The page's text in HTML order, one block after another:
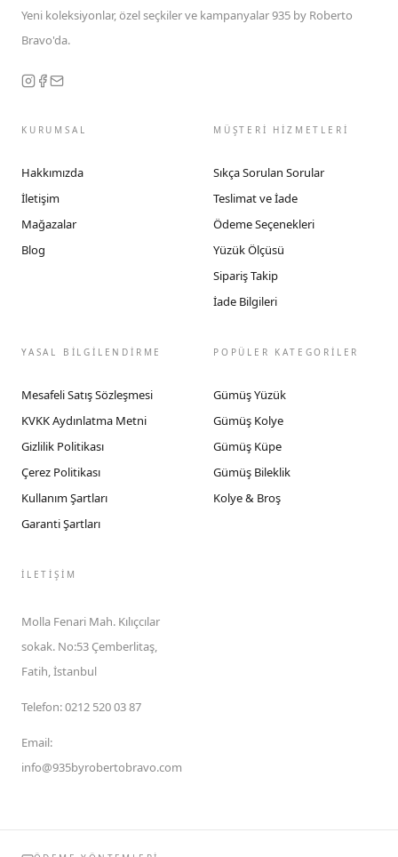
Yeni koleksiyonlar, özel seçkiler ve kampanyalar 935 by Roberto
Bravo'da.
KURUMSAL
Hakkımızda
İletişim
Mağazalar
Blog
MÜŞTERİ HİZMETLERİ
Sıkça Sorulan Sorular
Teslimat ve İade
Ödeme Seçenekleri
Yüzük Ölçüsü
Sipariş Takip
İade Bilgileri
YASAL BİLGİLENDİRME
Mesafeli Satış Sözleşmesi
KVKK Aydınlatma Metni
Gizlilik Politikası
Çerez Politikası
Kullanım Şartları
Garanti Şartları
POPÜLER KATEGORİLER
Gümüş Yüzük
Gümüş Kolye
Gümüş Küpe
Gümüş Bileklik
Kolye & Broş
İLETIŞIM
Molla Fenari Mah. Kılıçcılar
sokak. No:53 Çemberlitaş,
Fatih, İstanbul
Telefon:0212 520 03 87
Email:
info@935byrobertobravo.com